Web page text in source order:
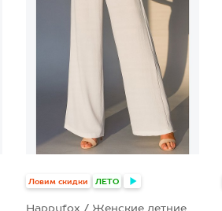
Ловим скидки ЛЕТО
Happyfox / Женские летние